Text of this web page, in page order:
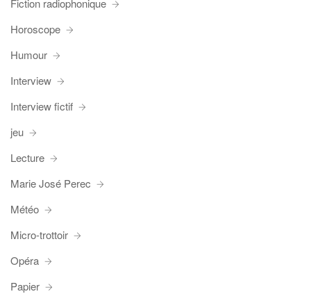
Fiction radiophonique
Horoscope
Humour
Interview
Interview fictif
jeu
Lecture
Marie José Perec
Météo
Micro-trottoir
Opéra
Papier